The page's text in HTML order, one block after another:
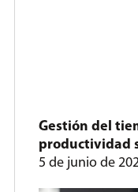
Gestión del
productividad
5 de junio de